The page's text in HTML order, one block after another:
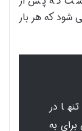
شود که هر بار
در
به